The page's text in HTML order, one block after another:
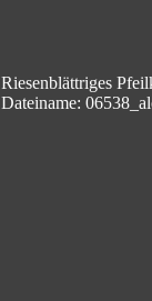
Riesenblättriges
Dateiname: